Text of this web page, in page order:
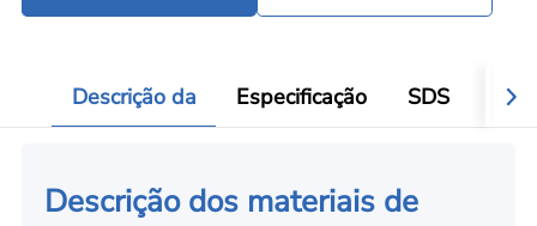
Descrição da Especificação SDS
Descrição dos materiais de